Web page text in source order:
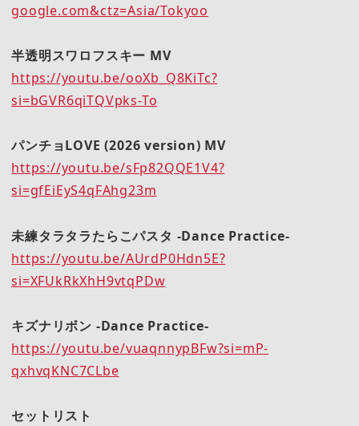
google.com&ctz=Asia/Tokyoo
半透明スワロフスキー MV
https://youtu.be/ooXb_Q8KiTc?
si=bGVR6qiTQVpks-To
パンチョLOVE (2026 version) MV
https://youtu.be/sFp82QQE1V4?
si=gfEiEyS4qFAhg23m
未練タラタラたらこパスタ -Dance Practice-
https://youtu.be/AUrdP0Hdn5E?
si=XFUkRkXhH9vtqPDw
キズナリボン -Dance Practice-
https://youtu.be/vuaqnnypBFw?si=mP-
qxhvqKNC7CLbe
セットリスト